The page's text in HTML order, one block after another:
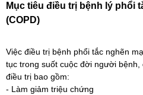
Mục tiêu điều trị bệnh lý phổi
(COPD)
Việc điều trị bệnh phổi tắc nghẽn
tục trong suốt cuộc đời người
điều trị bao gồm:
- Làm giảm triệu chứng